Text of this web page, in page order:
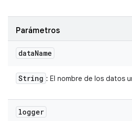
Parámetros
dataName
String : El nombre de los datos
logger